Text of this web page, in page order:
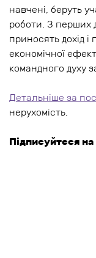
навчені, беруть
роботи. З перших
приносять дохід
економічної
командного духу
Детальніше за
нерухомість.
Підписуйтеся